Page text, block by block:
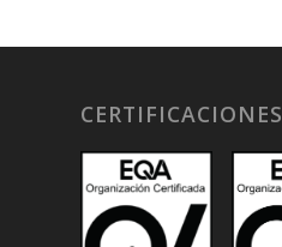
CERTIFICACIONES